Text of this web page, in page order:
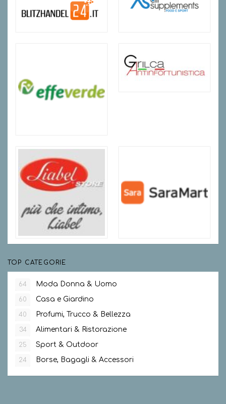
TOP CATEGORIE
64 Moda Donna & Uomo
60 Casa e Giardino
40 Profumi, Trucco & Bellezza
34 Alimentari & Ristorazione
25 Sport & Outdoor
24 Borse, Bagagli & Accessori